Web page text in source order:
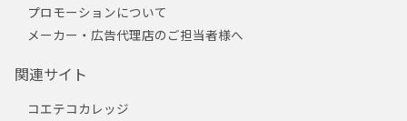
プロモーションについて
メーカー・広告代理店のご担当者様へ
関連サイト
コエテコカレッジ